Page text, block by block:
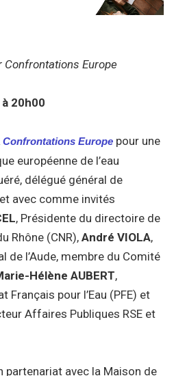
Europe
20h00
Confrontations Europe pour une
européenne de l’eau
délégué général de
avec comme invités
, Présidente du directoire de
Rhône (CNR), André VIOLA,
de l’Aude, membre du Comité
Hélène AUBERT,
Français pour l’Eau (PFE) et
Affaires Publiques RSE et
partenariat avec la Maison de